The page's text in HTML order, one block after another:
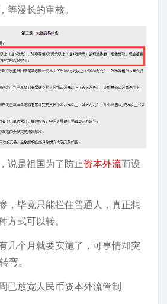
等漫长的审核。
说是祖国为了防止资本外流而设
，毕竟只能拦住普通人，真正想
方式可以转。
几个月就要实施了，可事情却突
弯。
已放宽人民币资本外流管制